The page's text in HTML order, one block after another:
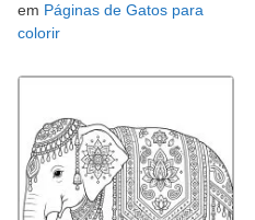
em Páginas de Gatos para
colorir